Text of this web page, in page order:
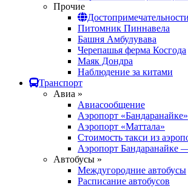
Прочие
Питомник Пиннавела
Башня Амбулувава
Черепашья ферма Косгода
Маяк Дондра
Наблюдение за китами
Транспорт
Авиа »
Авиасообщение
Аэропорт «Бандаранайке»
Аэропорт «Маттала»
Стоимость такси из
Аэропорт Бандаранайке
Автобусы »
Междугородние автобусы
Расписание автобусов